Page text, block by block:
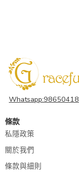
Whatsapp:98650418
條款
私隱政策
關於我們
條款與細則